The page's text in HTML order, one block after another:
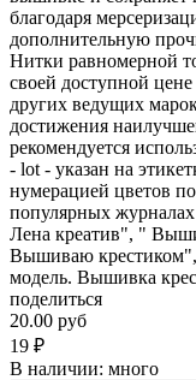
благодаря
дополнительную
Нитки равномерной
своей доступной
других ведущих
достижения
рекомендуется
- lot - указан на
нумерацией цветов
популярных
Лена креатив", "
Вышиваю
модель. Вышивка
поделиться
20.00 руб
19 ₽
В наличии: много